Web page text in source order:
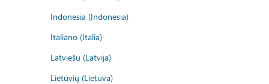
Indonesia (Indonesia)
Italiano (Italia)
Latviešu (Latvija)
Lietuvių (Lietuva)